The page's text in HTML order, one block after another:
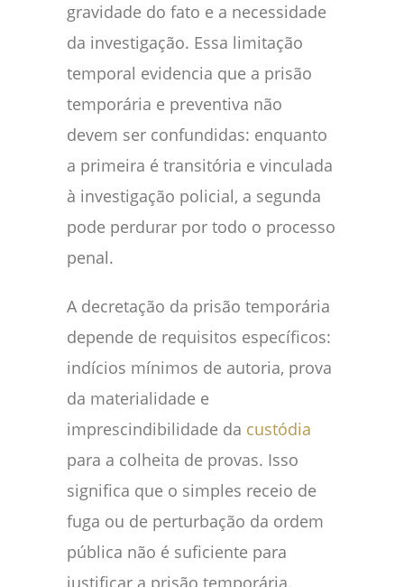
gravidade do fato e a necessidade
da investigação. Essa limitação
temporal evidencia que a prisão
temporária e preventiva não
devem ser confundidas: enquanto
a primeira é transitória e vinculada
à investigação policial, a segunda
pode perdurar por todo o processo
penal.
A decretação da prisão temporária
depende de requisitos específicos:
indícios mínimos de autoria, prova
da materialidade e
imprescindibilidade da custódia
para a colheita de provas. Isso
significa que o simples receio de
fuga ou de perturbação da ordem
pública não é suficiente para
justificar a prisão temporária.